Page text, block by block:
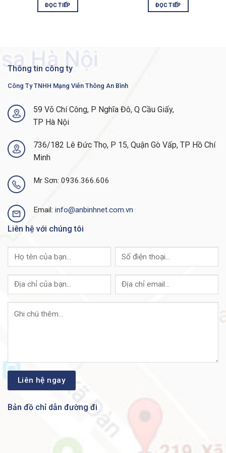
for Evolved Programmable Networks giúp đơn giản
THÔNG SỐ KỸ THUẬT CỦA A901-6CZ-F-A
A901-6CZ-F-A Specifications
Services Router Chassis, Ethernet-only
interfaces, 10 GE, AC power, USB
Dimensions
(H x W x D)
Weight
7.93 lb (3.6 kg)
flash)System memory: 1 GB (DDR3)
Rack mounts
10 GE models:· 19-in. rack mount option
· ETSI rack mount option
· Recessed rack mount option for 19-in.
· Recessed rack mount option for 23-in.
cabinets
4 x 1 Gigabit Ethernet Combo ports
models only)
Console port
1 (up to 115.2 Kbps)
1 supported
BITS input, 10-MHz input/output, 1 PPS
ĐỌC TIẾP ĐỌC TIẾP
Thông tin công ty
Công Ty TNHH Mạng Viễn Thông An Bình
59 Võ Chí Công, P Nghĩa Đô, Q Cầu Giấy,
TP Hà Nội
736/182 Lê Đức Thọ, P 15, Quận Gò Vấp, TP Hồ Chí
Minh
Mr Sơn: 0936.366.606
Email: info@anbinhnet.com.vn
Liên hệ với chúng tôi
Bản đồ chỉ dẫn đường đi